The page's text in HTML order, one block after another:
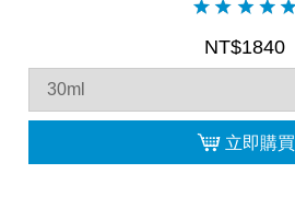
NT$1840
立即購買